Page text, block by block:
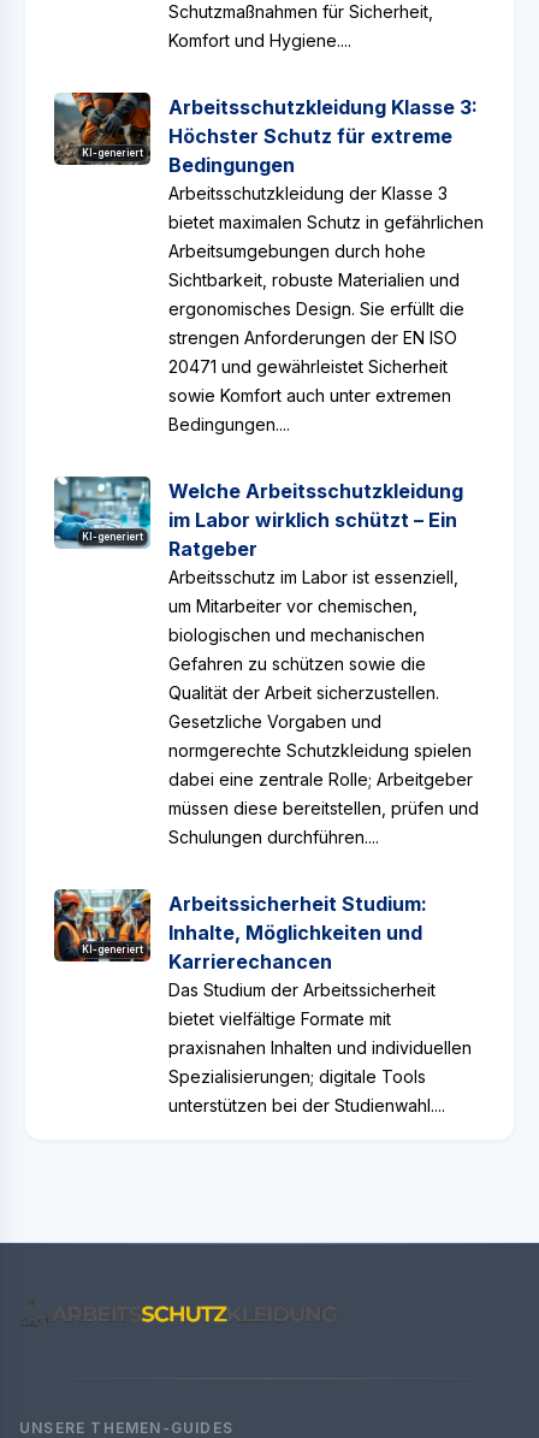
Schutzmaßnahmen für Sicherheit,
Komfort und Hygiene....
KI-generiert
Arbeitsschutzkleidung Klasse 3:
Höchster Schutz für extreme
Bedingungen
Arbeitsschutzkleidung der Klasse 3
bietet maximalen Schutz in gefährlichen
Arbeitsumgebungen durch hohe
Sichtbarkeit, robuste Materialien und
ergonomisches Design. Sie erfüllt die
strengen Anforderungen der EN ISO
20471 und gewährleistet Sicherheit
sowie Komfort auch unter extremen
Bedingungen....
KI-generiert
Welche Arbeitsschutzkleidung
im Labor wirklich schützt – Ein
Ratgeber
Arbeitsschutz im Labor ist essenziell,
um Mitarbeiter vor chemischen,
biologischen und mechanischen
Gefahren zu schützen sowie die
Qualität der Arbeit sicherzustellen.
Gesetzliche Vorgaben und
normgerechte Schutzkleidung spielen
dabei eine zentrale Rolle; Arbeitgeber
müssen diese bereitstellen, prüfen und
Schulungen durchführen....
KI-generiert
Arbeitssicherheit Studium:
Inhalte, Möglichkeiten und
Karrierechancen
Das Studium der Arbeitssicherheit
bietet vielfältige Formate mit
praxisnahen Inhalten und individuellen
Spezialisierungen; digitale Tools
unterstützen bei der Studienwahl....
UNSERE THEMEN-GUIDES